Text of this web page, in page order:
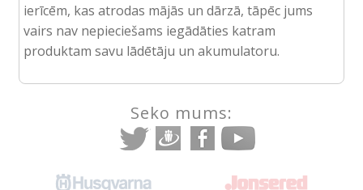
ierīcēm, kas atrodas mājās un dārzā, tāpēc jums
vairs nav nepieciešams iegādāties katram
produktam savu lādētāju un akumulatoru.
Seko mums: